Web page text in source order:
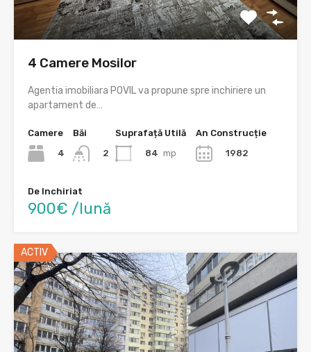
4 Camere Mosilor
Agentia imobiliara POVIL va propune spre inchiriere un
apartament de…
Camere
4
Băi
2
Suprafață Utilă
84 mp
An Construcție
1982
De Inchiriat
900€ /lună
ACTIV